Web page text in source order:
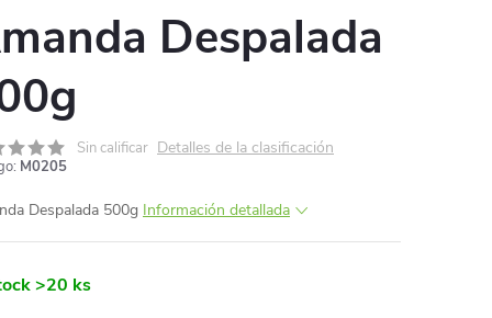
Despalada
Sin calificar Detalles de la clasificación
M0205
Despalada 500g Información detallada
>20 ks